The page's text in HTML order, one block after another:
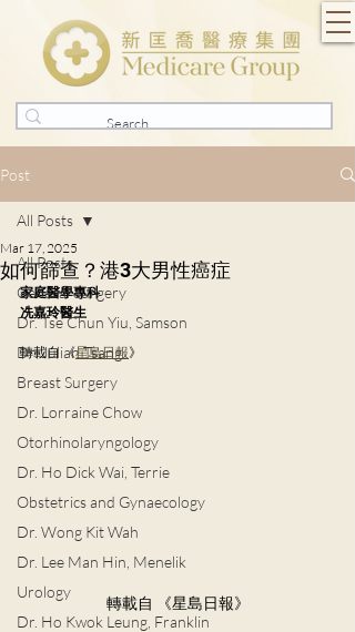
Post
All Posts
General Surgery
Dr. Tse Chun Yiu, Samson
Dr. Julian Tsang
Breast Surgery
Dr. Lorraine Chow
Otorhinolaryngology
Dr. Ho Dick Wai, Terrie
Obstetrics and Gynaecology
Dr. Wong Kit Wah
Dr. Lee Man Hin, Menelik
Urology
Dr. Ho Kwok Leung, Franklin
All Posts
如何篩查？港3大男性癌症
Mar 17, 2025
家庭醫學專科
冼嘉玲醫生
轉載自 《星島日報》
轉載自 《星島日報》